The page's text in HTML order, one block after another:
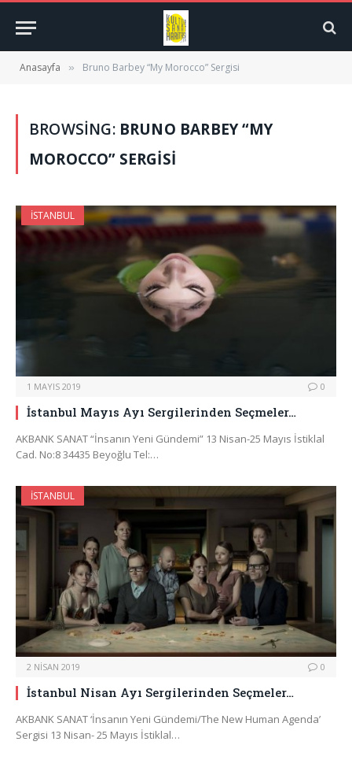
Anasayfa » Bruno Barbey “My Morocco” Sergisi
BROWSING: BRUNO BARBEY “MY
MOROCCO” SERGISI
İSTANBUL
1 MAYIS 2019 0
İstanbul Mayıs Ayı Sergilerinden Seçmeler…
AKBANK SANAT “İnsanın Yeni Gündemi” 13 Nisan-25 Mayıs İstiklal
Cad. No:8 34435 Beyoğlu Tel:…
İSTANBUL
2 NISAN 2019 0
İstanbul Nisan Ayı Sergilerinden Seçmeler…
AKBANK SANAT ‘İnsanın Yeni Gündemi/The New Human Agenda’
Sergisi 13 Nisan- 25 Mayıs İstiklal…